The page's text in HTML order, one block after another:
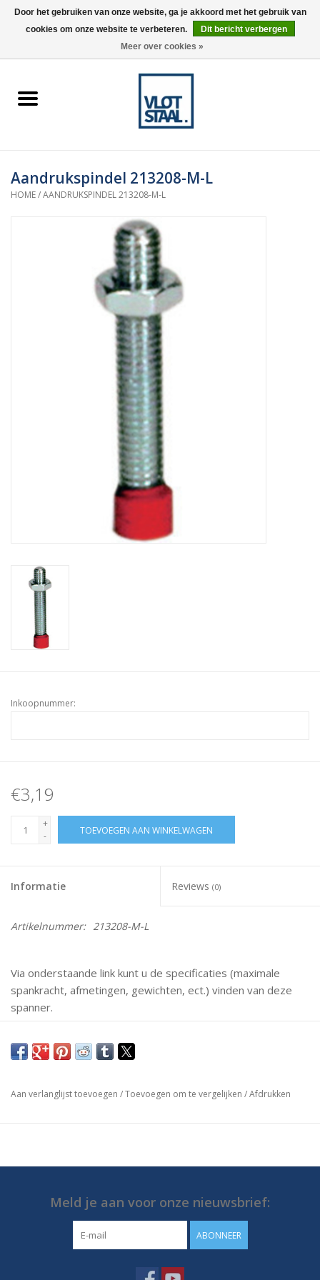
0 Artikelen - €0,00
spanners
Aandrukspindel 213208-M-L
HOME/AANDRUKSPINDEL 213208-M-L
Inkoopnummer:
€3,19
+
-
TOEVOEGEN AAN WINKELWAGEN
Informatie Reviews (0)
Artikelnummer: 213208-M-L
Via onderstaande link kunt u de specificaties (maximale
spankracht, afmetingen, gewichten, ect.) vinden van deze
spanner.
Mochten er vragen zijn neem dan gerust contact met ons
op.
https://media.destaco.com/assetbank-
Aan verlanglijst toevoegen /Toevoegen om te vergelijken /Afdrukken
Meld je aan voor onze nieuwsbrief:
ABONNEER
Door het gebruiken van onze website, ga je akkoord met het gebruik van
cookies om onze website te verbeteren.
Dit bericht verbergen
Meer over cookies »